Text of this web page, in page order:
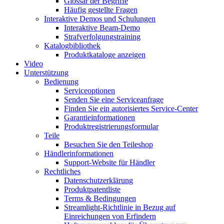
Häufig gestellte Fragen
Interaktive Demos und Schulungen
Interaktive Beam-Demo
Strafverfolgungstraining
Katalogbibliothek
Produktkataloge anzeigen
Video
Unterstützung
Bedienung
Serviceoptionen
Senden Sie eine Serviceanfrage
Finden Sie ein autorisiertes Service-Center
Garantieinformationen
Produktregistrierungsformular
Teile
Besuchen Sie den Teileshop
Händlerinformationen
Support-Website für Händler
Rechtliches
Datenschutzerklärung
Produktpatentliste
Terms & Bedingungen
Streamlight-Richtlinie in Bezug auf
Einreichungen von Erfindern